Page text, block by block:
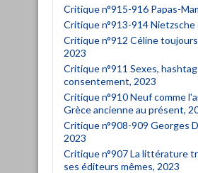
Critique n°915-916 Papas-
Critique n°913-914 Nietzsche
Critique n°912 Céline
2023
Critique n°911 Sexes,
consentement, 2023
Critique n°910 Neuf comme
Grèce ancienne au présent,
Critique n°908-909 Georges
2023
Critique n°907 La littérature
ses éditeurs mêmes, 2023